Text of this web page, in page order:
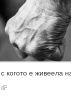
когото е живеела